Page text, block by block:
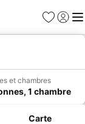
Favoris
Se
et chambres
1 chambre
Carte